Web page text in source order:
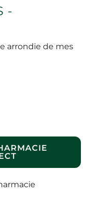
-
arrondie de mes